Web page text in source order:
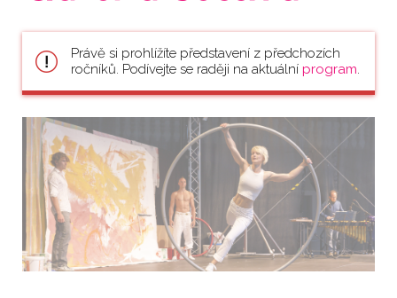
Právě si prohlížíte představení z předchozích
ročníků. Podívejte se raději na aktuální program.